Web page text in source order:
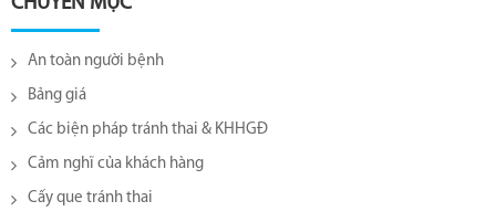
An toàn người bệnh
Bảng giá
Các biện pháp tránh thai & KHHGĐ
Cảm nghĩ của khách hàng
Cấy que tránh thai